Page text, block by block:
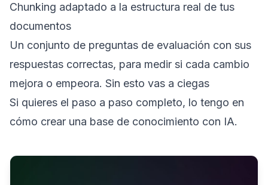
Chunking adaptado a la estructura real de tus
documentos
Un conjunto de preguntas de evaluación con sus
respuestas correctas, para medir si cada cambio
mejora o empeora. Sin esto vas a ciegas
Si quieres el paso a paso completo, lo tengo en
cómo crear una base de conocimiento con IA.